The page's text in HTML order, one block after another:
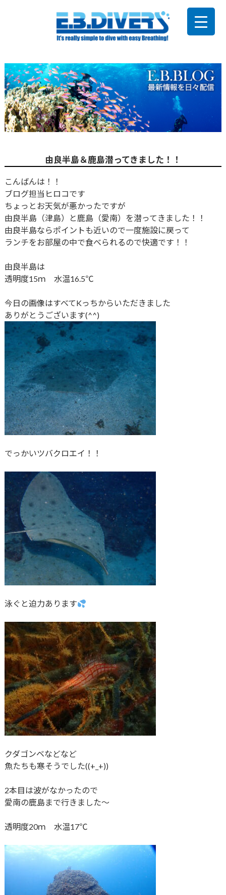
由良半島＆鹿島潜ってきました！！
こんばんは！！
ブログ担当ヒロコです
ちょっとお天気が悪かったですが
由良半島（津島）と鹿島（愛南）を潜ってきました！！
由良半島ならポイントも近いので一度施設に戻って
ランチをお部屋の中で食べられるので快適です！！
由良半島は
透明度15ｍ 水温16.5℃
今日の画像はすべてKっちからいただきました
ありがとうございます(^^)
でっかいツバクロエイ！！
泳ぐと迫力あります
クダゴンベなどなど
魚たちも寒そうでした((+_+))
2本目は波がなかったので
愛南の鹿島まで行きました～
透明度20ｍ 水温17℃